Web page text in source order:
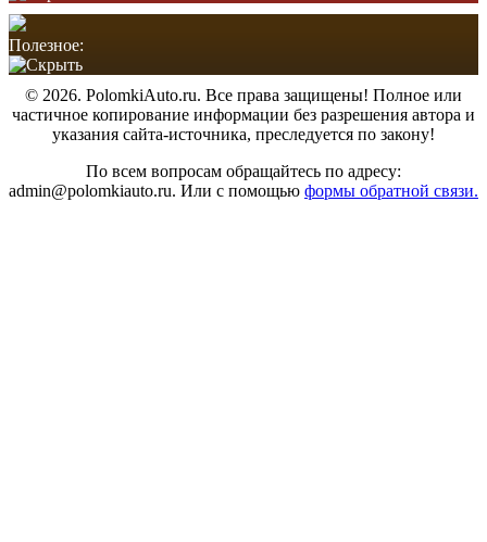
Полезное:
© 2026. PolomkiAuto.ru. Все права защищены! Полное или
частичное копирование информации без разрешения автора и
указания сайта-источника, преследуется по закону!
По всем вопросам обращайтесь по адресу:
admin@polomkiauto.ru. Или с помощью формы обратной связи.